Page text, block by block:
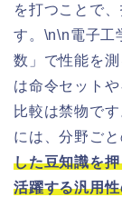
を打つことで
す。\n\n電子工
数」で性能を
は命令セット
比較は禁物で
には、分野ご
した豆知識を
活躍する汎用